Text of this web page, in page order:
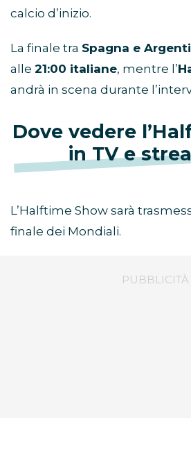
calcio d’inizio.
La finale tra Spagna e
alle 21:00 italiane, mentre l’
andrà in scena durante
Dove vedere
in TV e
L’Halftime Show sarà
finale dei Mondiali.